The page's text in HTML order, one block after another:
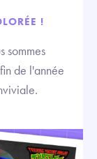
!
sommes
de l'année